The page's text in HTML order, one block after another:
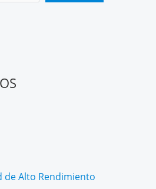
de Alto Rendimiento